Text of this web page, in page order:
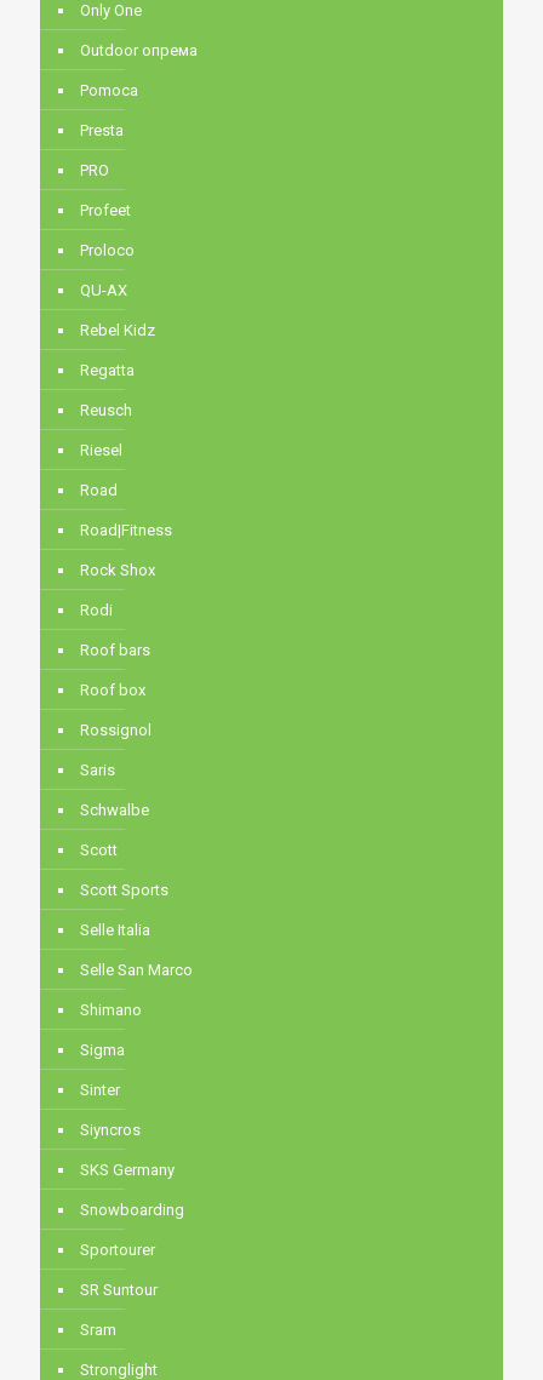
Only One
Outdoor опрема
Pomoca
Presta
PRO
Profeet
Proloco
QU-AX
Rebel Kidz
Regatta
Reusch
Riesel
Road
Road|Fitness
Rock Shox
Rodi
Roof bars
Roof box
Rossignol
Saris
Schwalbe
Scott
Scott Sports
Selle Italia
Selle San Marco
Shimano
Sigma
Sinter
Siyncros
SKS Germany
Snowboarding
Sportourer
SR Suntour
Sram
Stronglight